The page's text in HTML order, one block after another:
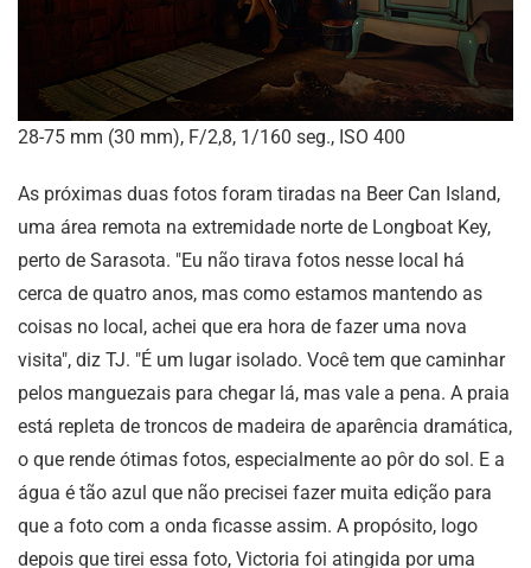
28-75 mm (30 mm), F/2,8, 1/160 seg., ISO 400
As próximas duas fotos foram tiradas na Beer Can Island,
uma área remota na extremidade norte de Longboat Key,
perto de Sarasota. "Eu não tirava fotos nesse local há
cerca de quatro anos, mas como estamos mantendo as
coisas no local, achei que era hora de fazer uma nova
visita", diz TJ. "É um lugar isolado. Você tem que caminhar
pelos manguezais para chegar lá, mas vale a pena. A praia
está repleta de troncos de madeira de aparência dramática,
o que rende ótimas fotos, especialmente ao pôr do sol. E a
água é tão azul que não precisei fazer muita edição para
que a foto com a onda ficasse assim. A propósito, logo
depois que tirei essa foto, Victoria foi atingida por uma